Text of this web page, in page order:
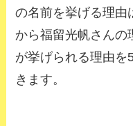
の名前を挙げる理由
から福留光帆さんの
が挙げられる理由を
きます。